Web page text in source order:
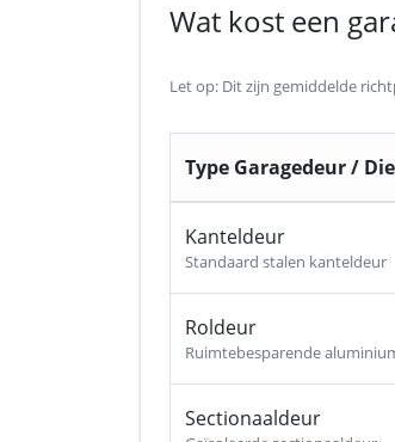
Wat kost een
Let op: Dit zijn gemiddelde
Type Garagedeur /
Kanteldeur
Standaard stalen kanteldeur
Roldeur
Ruimtebesparende
Sectionaaldeur